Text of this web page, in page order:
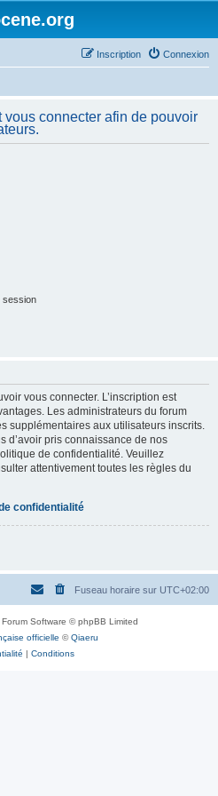
Connexion
Inscription
connecter afin de pouvoir
session
vous connecter. L’inscription est
Les administrateurs du forum
supplémentaires aux utilisateurs inscrits.
d’avoir pris connaissance de nos
de confidentialité. Veuillez
attentivement toutes les règles du
confidentialité
Fuseau horaire sur UTC+02:00
Software © phpBB Limited
officielle ©Qiaeru
| Conditions